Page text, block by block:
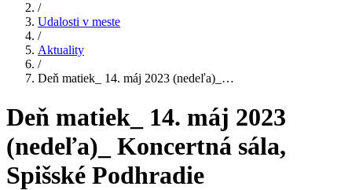
/
Udalosti v meste
/
Aktuality
/
Deň matiek_ 14. máj 2023 (nedeľa)_…
Deň matiek_ 14. máj 2023
(nedeľa)_ Koncertná sála,
Spišské Podhradie